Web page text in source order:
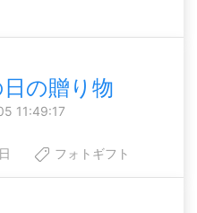
の贈り物
11:49:17
フォトギフト